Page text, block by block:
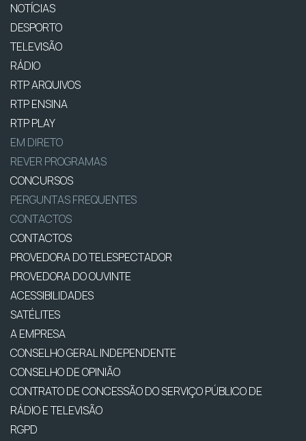
NOTÍCIAS
DESPORTO
TELEVISÃO
RÁDIO
RTP ARQUIVOS
RTP ENSINA
RTP PLAY
EM DIRETO
REVER PROGRAMAS
CONCURSOS
PERGUNTAS FREQUENTES
CONTACTOS
CONTACTOS
PROVEDORA DO TELESPECTADOR
PROVEDORA DO OUVINTE
ACESSIBILIDADES
SATÉLITES
A EMPRESA
CONSELHO GERAL INDEPENDENTE
CONSELHO DE OPINIÃO
CONTRATO DE CONCESSÃO DO SERVIÇO PÚBLICO DE
RÁDIO E TELEVISÃO
RGPD